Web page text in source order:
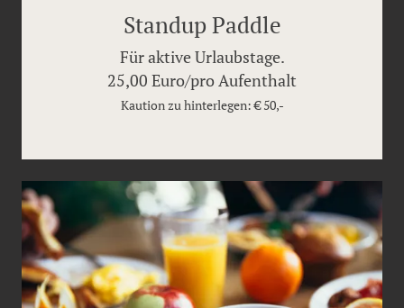
Standup Paddle
Für aktive Urlaubstage.
25,00 Euro/pro Aufenthalt
Kaution zu hinterlegen: € 50,-